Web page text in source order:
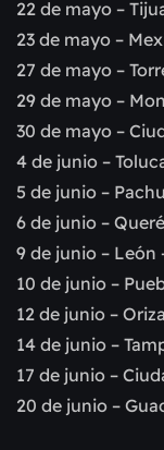
22 de mayo –
23 de mayo –
27 de mayo –
29 de mayo –
30 de mayo –
4 de junio –
5 de junio –
6 de junio –
9 de junio – León
10 de junio –
12 de junio –
14 de junio –
17 de junio –
20 de junio –